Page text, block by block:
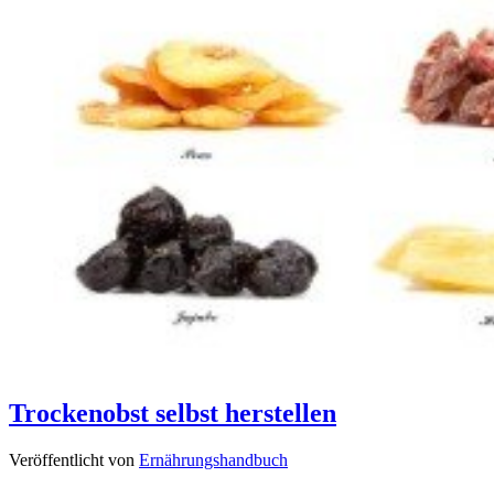
Trockenobst selbst herstellen
Veröffentlicht von Ernährungshandbuch